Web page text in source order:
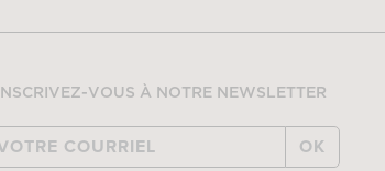
INSCRIVEZ-VOUS À NOTRE NEWSLETTER
OK